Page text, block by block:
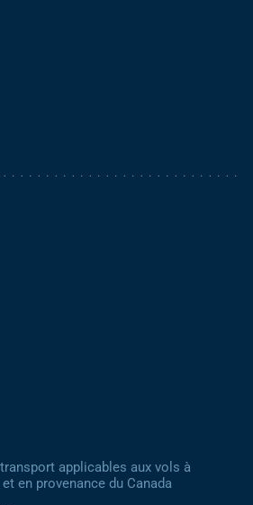
applicables aux vols à
en provenance du Canada